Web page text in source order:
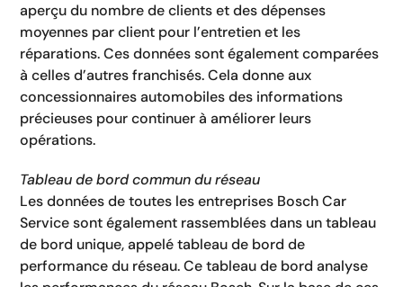
aperçu du nombre de clients et des dépenses
moyennes par client pour l’entretien et les
réparations. Ces données sont également comparées
à celles d’autres franchisés. Cela donne aux
concessionnaires automobiles des informations
précieuses pour continuer à améliorer leurs
opérations.
Tableau de bord commun du réseau
Les données de toutes les entreprises Bosch Car
Service sont également rassemblées dans un tableau
de bord unique, appelé tableau de bord de
performance du réseau. Ce tableau de bord analyse